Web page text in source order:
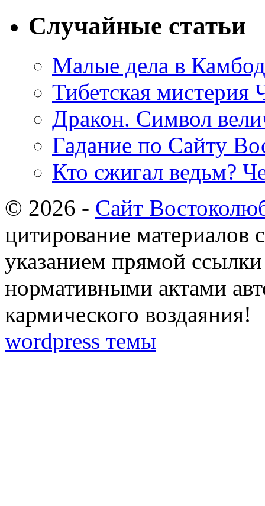
Случайные статьи
Малые дела в
Тибетская
Дракон. Символ
Гадание по Сайту
Кто сжигал ведьм?
© 2026 - Сайт
цитирование материалов
указанием прямой
нормативными актами
кармического воздаяния!
wordpress темы